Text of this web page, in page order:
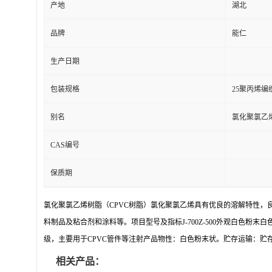
产地 湖北
品牌 能仁
生产日期
包装规格 25聚丙烯编
别名 氯化聚氯乙
CAS编号
保质期
氯化聚氯乙烯树脂（CPVC树脂）氯化聚氯乙烯具有优良的溶解特性
料制品及粘合剂和涂料等。项目型号及指标J-700Z-500外观白色粉末白
级，主要用于CPVC管件等注射产品物性：白色粉末状。贮存运输：
相关产品：